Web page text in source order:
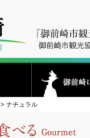
> ナチュラル